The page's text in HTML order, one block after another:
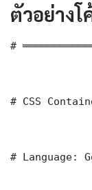
ตัวอย่าง
#
# CSS
# Language: